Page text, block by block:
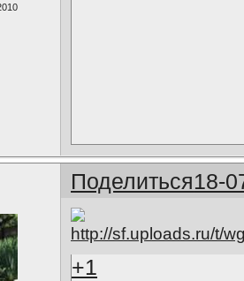
Поделиться18-
+1